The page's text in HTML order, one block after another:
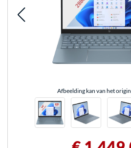
Afbeelding kan van het